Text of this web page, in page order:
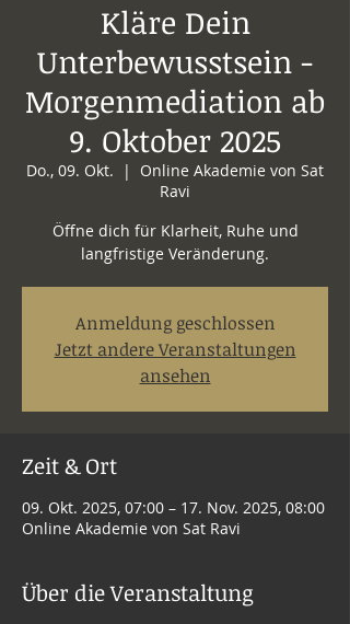
Kläre Dein
Unterbewusstsein -
Morgenmediation ab
9. Oktober 2025
Do., 09. Okt.
  |
Online Akademie von Sat
Ravi
Öffne dich für Klarheit, Ruhe und
langfristige Veränderung.
Anmeldung geschlossen
Jetzt andere Veranstaltungen
ansehen
Zeit & Ort
09. Okt. 2025, 07:00 – 17. Nov. 2025, 08:00
Online Akademie von Sat Ravi
Über die Veranstaltung